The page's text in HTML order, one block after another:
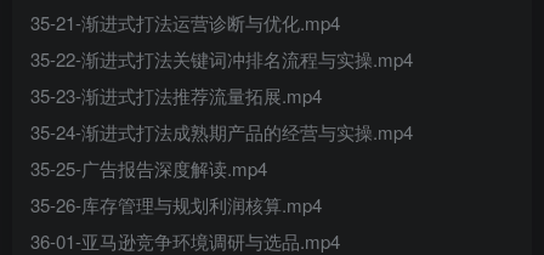
35-21-渐进式打法运营诊断与优化.mp4
35-22-渐进式打法关键词冲排名流程与实操.mp4
35-23-渐进式打法推荐流量拓展.mp4
35-24-渐进式打法成熟期产品的经营与实操.mp4
35-25-广告报告深度解读.mp4
35-26-库存管理与规划利润核算.mp4
36-01-亚马逊竞争环境调研与选品.mp4